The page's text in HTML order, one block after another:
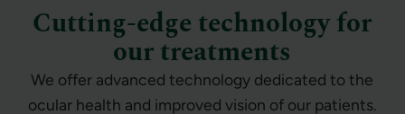
Cutting-edge technology for
our treatments
We offer advanced technology dedicated to the
ocular health and improved vision of our patients.